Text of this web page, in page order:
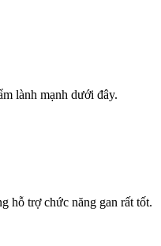
lành mạnh dưới đây.
hỗ trợ chức năng gan rất tốt.